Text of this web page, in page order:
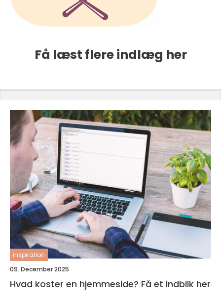
Få læst flere indlæg her
inspiration
09. December 2025
Hvad koster en hjemmeside? Få et indblik her